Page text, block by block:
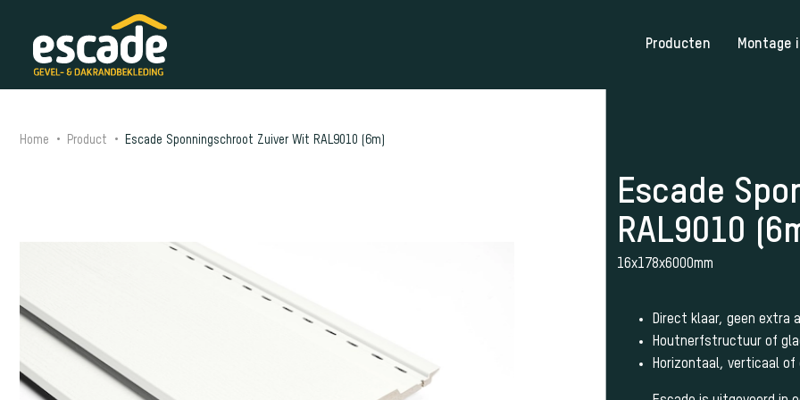
Producten Montage
Home Product Escade Sponningschroot Zuiver Wit RAL9010 (6m)
Escade
RAL9010
16x178x6000mm
Direct klaar, geen extra
Houtnerfstructuur of
Horizontaal, verticaal